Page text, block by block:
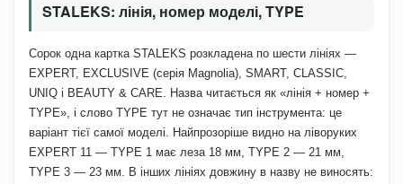
STALEKS: лінія, номер моделі, TYPE
Сорок одна картка STALEKS розкладена по шести лініях —
EXPERT, EXCLUSIVE (серія Magnolia), SMART, CLASSIC,
UNIQ і BEAUTY & CARE. Назва читається як «лінія + номер +
TYPE», і слово TYPE тут не означає тип інструмента: це
варіант тієї самої моделі. Найпрозоріше видно на ліворуких
EXPERT 11 — TYPE 1 має леза 18 мм, TYPE 2 — 21 мм,
TYPE 3 — 23 мм. В інших лініях довжину в назву не виносять: